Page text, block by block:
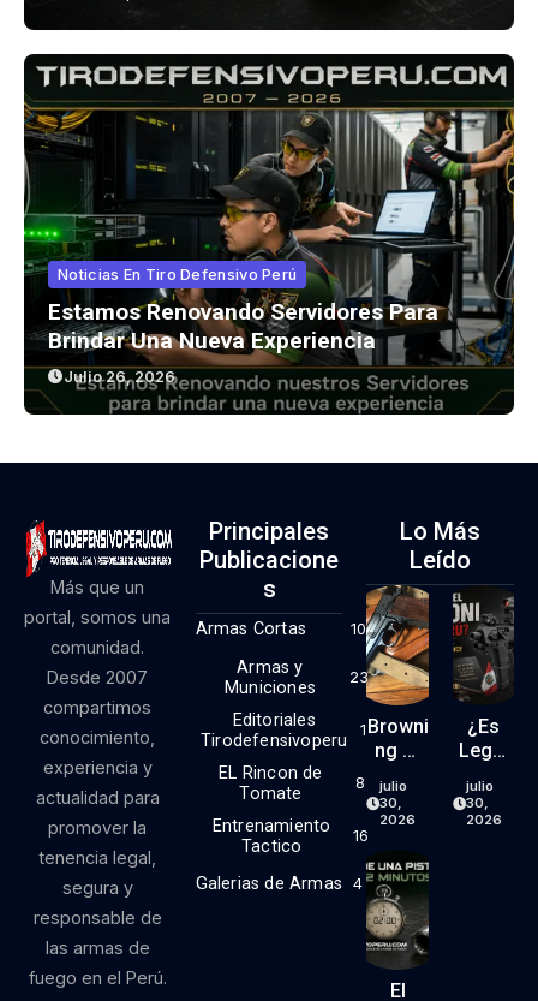
Noticias En Tiro Defensivo Perú
Estamos Renovando Servidores Para
Brindar Una Nueva Experiencia
Julio 26, 2026
Más que un
portal, somos una
comunidad.
Desde 2007
compartimos
conocimiento,
experiencia y
actualidad para
promover la
tenencia legal,
segura y
responsable de
las armas de
fuego en el Perú.
Principales
Publicacione
S
Armas Cortas 10
Armas y
Municiones
23
Editoriales
Tirodefensivoperu
1
EL Rincon de
Tomate
8
Entrenamiento
Tactico
16
Galerias de Armas 4
Lo Más
Leído
Browni
Ng Hi
9mm
(parte
1)
julio
30,
2026
¿Es
Legal
RONI
En El
julio
30,
2026
El